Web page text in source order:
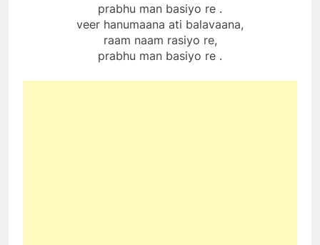
prabhu man basiyo re .
veer hanumaana ati balavaana,
raam naam rasiyo re,
prabhu man basiyo re .